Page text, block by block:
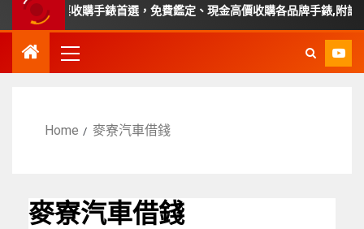
、苗栗收購手錶首選，免費鑑定、現金高價收購各品牌手錶,附設平價
Home 麥寮汽車借錢
麥寮汽車借錢